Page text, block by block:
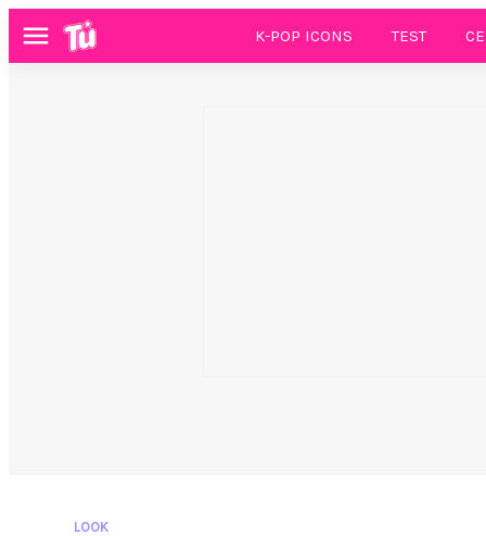
Menú K-POP ICONS TEST
LOOK